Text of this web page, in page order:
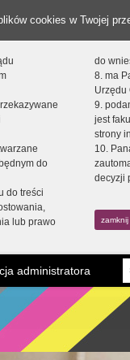
cookies w Twojej
do
do treści
lub prawo
do
8. ma
Urzędu
9.
jest
strony
10.
decyzji
zamknij
administratora